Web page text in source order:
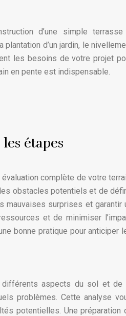
d’une simple
plantation d’un jardin, le
les besoins de votre projet
en pente est indispensable.
étapes
complète de votre
obstacles potentiels et de
surprises et garantir
et de minimiser
bonne pratique pour anticiper
différents aspects du sol et de
problèmes. Cette analyse
potentielles. Une préparation